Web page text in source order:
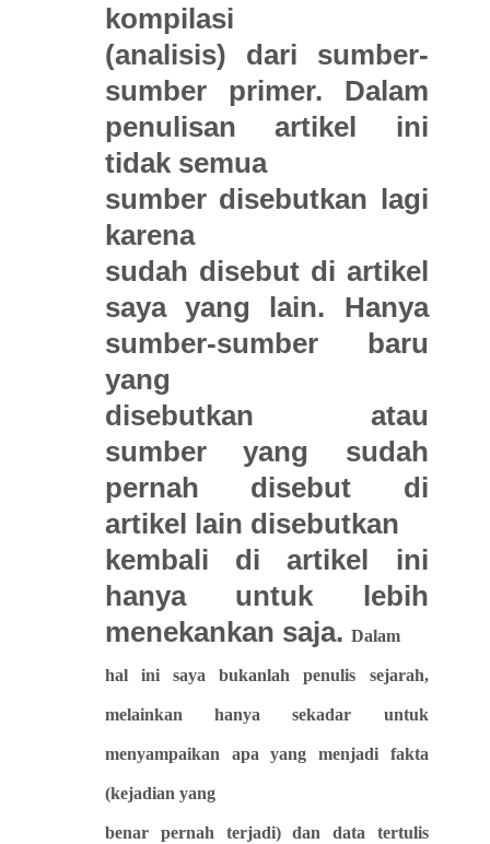
kompilasi
(analisis) dari sumber-
sumber primer. Dalam
penulisan artikel ini
tidak semua
sumber disebutkan lagi
karena
sudah disebut di artikel
saya yang lain. Hanya
sumber-sumber baru
yang
disebutkan atau
sumber yang sudah
pernah disebut di
artikel lain disebutkan
kembali di artikel ini
hanya untuk lebih
menekankan saja.Dalam
hal ini saya bukanlah penulis sejarah,
melainkanhanya sekadar untuk
menyampaikan apa yang menjadi fakta
(kejadian yang
benar pernah terjadi) dan data tertulis